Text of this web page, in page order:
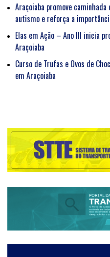
Araçoiaba promove
autismo e reforça a
Elas em Ação – Ano III inicia
Araçoiaba
Curso de Trufas e Ovos de
em Araçoiaba